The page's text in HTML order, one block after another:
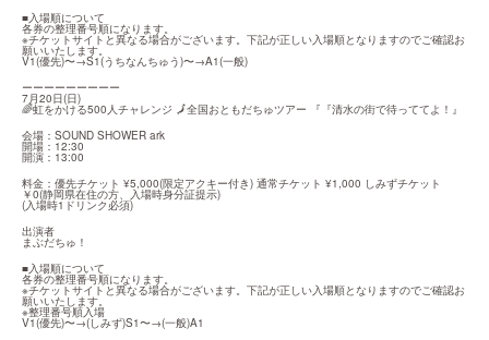
■入場順について
各券の整理番号順になります。
※チケットサイトと異なる場合がございます。下記が正しい入場順となりますのでご確認お
願いいたします。
V1(優先)〜→S1(うちなんちゅう)〜→A1(一般)
ーーーーーーーーー
7月20日(日)
🌈虹をかける500人チャレンジ 🗾全国おともだちゅツアー 『『清水の街で待っててよ！』
会場：SOUND SHOWER ark
開場：12:30
開演：13:00
料金：優先チケット ¥5,000(限定アクキー付き) 通常チケット ¥1,000 しみずチケット
￥0(静岡県在住の方、入場時身分証提示)
(入場時1ドリンク必須)
出演者
まぶだちゅ！
■入場順について
各券の整理番号順になります。
※チケットサイトと異なる場合がございます。下記が正しい入場順となりますのでご確認お
願いいたします。
※整理番号順入場
V1(優先)〜→(しみず)S1〜→(一般)A1